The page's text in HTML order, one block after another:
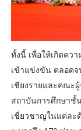
ทั้งนี้ เพื่อให้เกิดคว
เข้าแข่งขัน ตลอดจ
เชียงรายและคณะ
สถาบันการศึกษาชั้
เชี่ยวชาญในแต่ละ